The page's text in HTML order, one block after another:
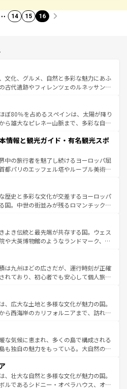
14 15 16
文化、グルメ、自然と多彩な魅力にあふ
の古代遺跡やフィレンツェのルネッサンス
の美しい田園風景やアマルフィ海岸の絶
も見逃せない。観光の合間には、本場の
、絶品のイタリア料理を堪能することも
リアで、忘れられない旅をしてみよう！
リア情報は
ぼ80％を占めるスペインは、太陽が降り
ら雄大なピレネー山脈まで、多彩な自然
国では、情熱的なフラメンコ、熱気あふ
美味しいタパスが生活の一部となってい
ドの洗練された雰囲気や、バルセロナの
角から、地方では古代ローマ遺跡や中世
て風土や気候が異なるスペインはその個
性で訪れる人を魅了する。 なお、新着のスペイン情報は コ
照してほしい。
情報と観光ガイド・有名観光スポ
中の旅行者を魅了し続けるヨーロッパ屈
都パリのエッフェル塔やルーブル美術館
詰まっている。華麗な宮殿、歴史的な大
チ、そして豊かな自然が、訪れる者を心
た、フランスは美食の国としても知ら
の発祥地であるランス、プロヴァンスの
ー畑など、多彩な楽しみ方が可能だ。さ
地域にも魅力が溢れており、どの街角に
ぶとそれぞれで全く異なる文化を体験で
だろう。 なお、新着のフランス情報はコンテンツ一覧
。
歴史と多彩な文化が交差するヨーロッパ
国。中世の街並みが残るロマンチック街
、どこを歩いても飽きることがない。ベ
気、バイエルン州のアルプスの絶景、そ
のワイン畑といった風景は必見。ビール
ひ体験してほしい。 なお、新着の
テンツ一覧を参照してほしい。
よき伝統と最先端が共存する国。ウェス
や大英博物館のようなランドマーク、歴
魅力がある。また、優雅なアフタヌーン
きにはたまらない英国パブ、サッカー観
らこそできる体験も豊富。イギリスを旅
てほしい。
は九州ほどの広さだが、運行時刻が正確
れており、初心者でも安心して個人旅行
残る町や、スイスならではのユニークな
ルプス観光だけでなく町歩きも満喫する
民の所得が高いため物価も高いが、旅行
光を楽しむこともできる。 なお、新
コンテンツ一覧 を参照してほしい。
、広大な土地と多様な文化が魅力の国。
ら西海岸のカリフォルニアまで、訪れる
は、観光、ショッピング、エンターテイ
た刺激的なスポットだ。一方、アメリカ
広がり、グランドキャニオンやイエロー
ンズでは、音楽と美食が融合した独特の
者はアメリカの各地域で異なる魅力を楽
多様性と豊かな歴史を感じることができ
な気候に恵まれ、多くの島で構成される
も独自の魅力をもっている。大自然の神
い。また、定番の観光地といえばオアフ
然を求めるならマウイ島やカウアイ島が
ルドグリーンに輝く海をはじめ、豊かな
、壮大な自然と多様な文化が魅力の国。
ルであるシドニー・オペラハウス、オー